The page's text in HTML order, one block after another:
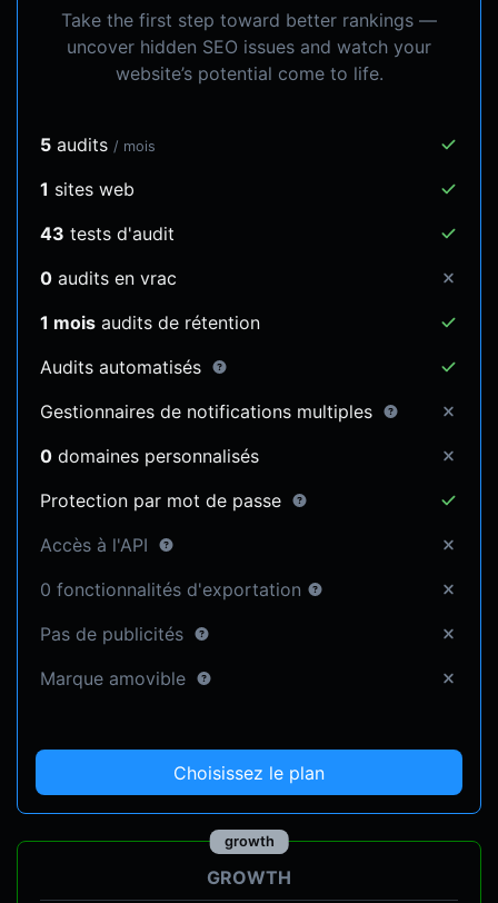
Take the first step toward better rankings —
uncover hidden SEO issues and watch your
website’s potential come to life.
5 audits / mois
1 sites web
43 tests d'audit
0 audits en vrac
1 mois audits de rétention
Audits automatisés
Gestionnaires de notifications multiples
0 domaines personnalisés
Protection par mot de passe
Accès à l'API
0 fonctionnalités d'exportation
Pas de publicités
Marque amovible
Choisissez le plan
growth
GROWTH